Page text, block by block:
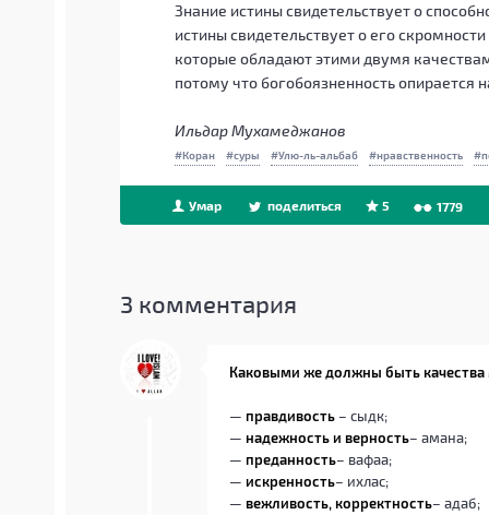
Знание истины свидетельствует о
истины свидетельствует о его
которые обладают этими двумя
потому что богобоязненность опирается
Ильдар Мухамеджанов
Коран суры Улю-ль-альбаб нравственность
Умар поделиться 5 1779
3 комментария
Каковыми же должны быть
— правдивость – сыдк;
— надежность и верность– амана;
— преданность– вафаа;
— искренность– ихлас;
— вежливость, корректность– адаб;